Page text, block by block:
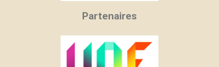
Partenaires